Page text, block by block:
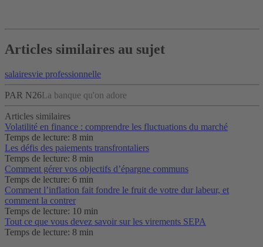
Articles similaires au sujet
salairesvie professionnelle
PAR N26La banque qu'on adore
Articles similaires
Volatilité en finance : comprendre les fluctuations du marché
Temps de lecture: 8 min
Les défis des paiements transfrontaliers
Temps de lecture: 8 min
Comment gérer vos objectifs d’épargne communs
Temps de lecture: 6 min
Comment l’inflation fait fondre le fruit de votre dur labeur, et
comment la contrer
Temps de lecture: 10 min
Tout ce que vous devez savoir sur les virements SEPA
Temps de lecture: 8 min